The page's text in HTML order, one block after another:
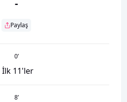
-
Paylaş
0’
İlk 11'ler
8’